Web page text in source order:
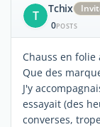
T Tchix
0POSTS
Chauss en folie
Que des
J'y
essayait (des
converses,